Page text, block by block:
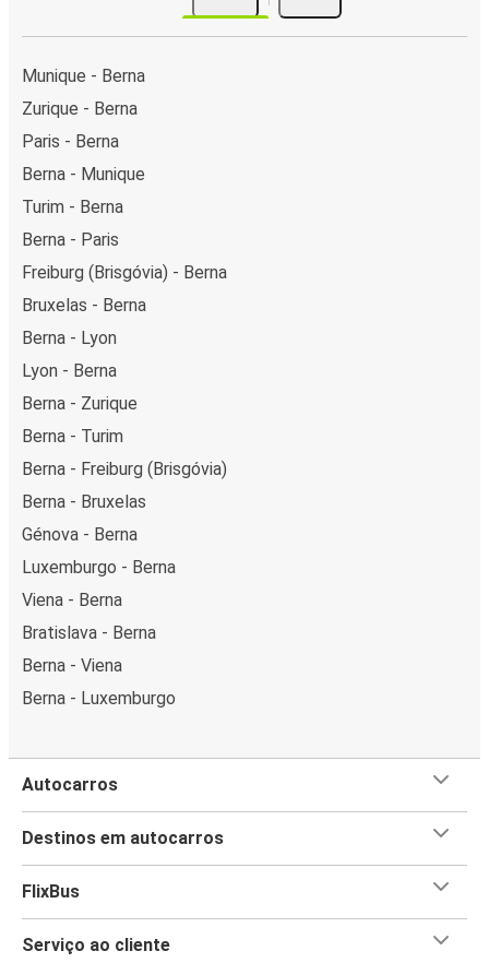
Munique - Berna
Zurique - Berna
Paris - Berna
Berna - Munique
Turim - Berna
Berna - Paris
Freiburg (Brisgóvia) - Berna
Bruxelas - Berna
Berna - Lyon
Lyon - Berna
Berna - Zurique
Berna - Turim
Berna - Freiburg (Brisgóvia)
Berna - Bruxelas
Génova - Berna
Luxemburgo - Berna
Viena - Berna
Bratislava - Berna
Berna - Viena
Berna - Luxemburgo
Autocarros
Destinos em autocarros
FlixBus
Serviço ao cliente